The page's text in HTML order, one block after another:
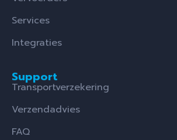
Services
Integraties
Support
Transportverzekering
Verzendadvies
FAQ